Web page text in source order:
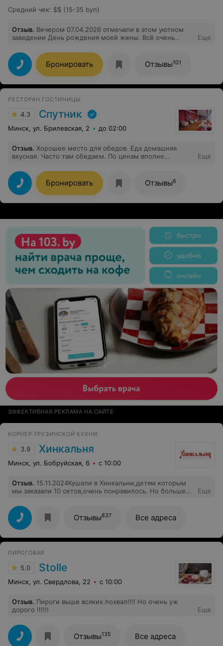
Средний чек: $$ (15-35 byn)
Отзыв. Вечером 07.04.2026 отмечали в этом уютном
заведении День рождения моей жены. Всё очень
блюд разных кухонь мира. Приятно удивила скидка 10%
от чека имениннице и, как бонус, сладкое на десерт.
Отдельное спасибо официанту Ярославу за
профессиональное, располагающее к себе
обслуживание.
Еще
Бронировать Отзывы101
РЕСТОРАН ГОСТИНИЦЫ
4.3 Спутник
Минск, ул. Брилевская, 2 до 02:00
Отзыв. Хорошее место для обедов. Еда домашняя
вкусная. Часто там обедаем. По ценам вполне
Еще
Бронировать Отзывы6
ЭФФЕКТИВНАЯ РЕКЛАМА НА САЙТЕ
КОРНЕР ГРУЗИНСКОЙ КУХНИ
3.9 Хинкальня
Минск, ул. Бобруйская, 6 с 10:00
Отзыв. 15.11.2024Кушали в Хинкальни,детям которым
мы заказали 10 сетов,очень понравилось. Но больше
кассе,мы сами из Москвы, приехали на соревнования,
и чуть-чуть тренерам хотелось расслабиться и конечно
же чтобы дети этого не видели, купили бутылку
вина,девушка предложила разлить в два стакана и
закрыть крышкой, как будто бы это кофе,таких
Еще
Отзывы837 Все адреса
ПИРОГОВАЯ
5.0 Stolle
Минск, ул. Свердлова, 22 с 10:00
Отзыв. Пироги выше всяких похвал!!!! Но очень уж
дорого !!!!!!
Еще
Отзывы135 Все адреса